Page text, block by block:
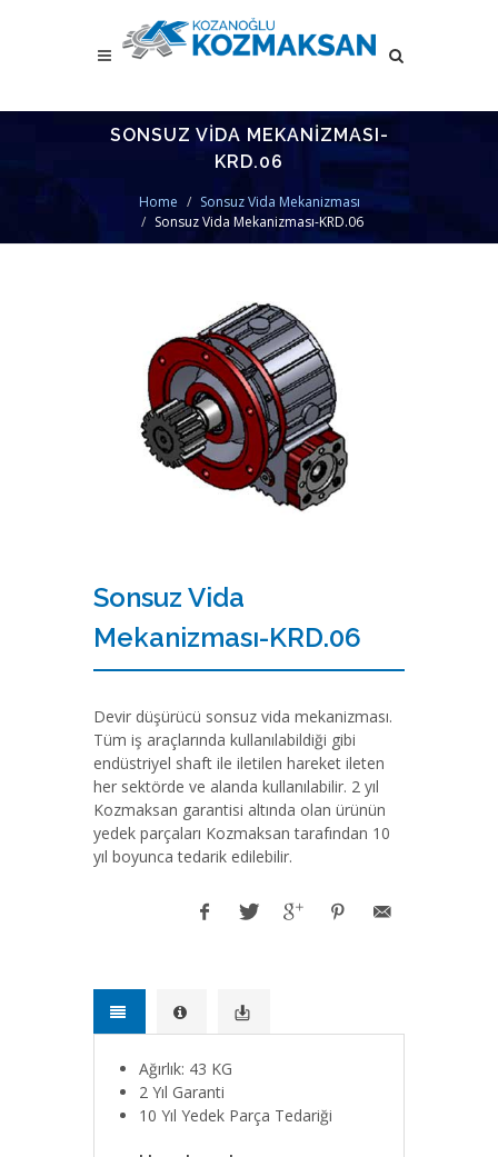
SONSUZ VIDA MEKANIZMASI-
KRD.06
Home
Sonsuz Vida Mekanizması
Sonsuz Vida Mekanizması-KRD.06
Sonsuz Vida
Mekanizması-KRD.06
Devir düşürücü sonsuz vida mekanizması.
Tüm iş araçlarında kullanılabildiği gibi
endüstriyel shaft ile iletilen hareket ileten
her sektörde ve alanda kullanılabilir. 2 yıl
Kozmaksan garantisi altında olan ürünün
yedek parçaları Kozmaksan tarafından 10
yıl boyunca tedarik edilebilir.
Ağırlık: 43 KG
2 Yıl Garanti
10 Yıl Yedek Parça Tedariği